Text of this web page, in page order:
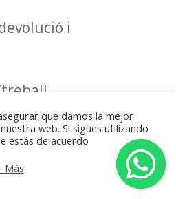
i
que damos la mejor
web. Si sigues utilizando
estás de acuerdo
Más